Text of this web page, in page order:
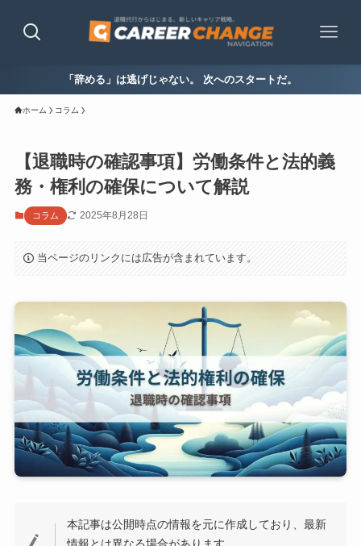
「辞める」は逃げじゃない。 次へのスタートだ。
ホーム コラム
【退職時の確認事項】労働条件と法的義
務・権利の確保について解説
コラム 2025年8月28日
当ページのリンクには広告が含まれています。
本記事は公開時点の情報を元に作成しており、最新